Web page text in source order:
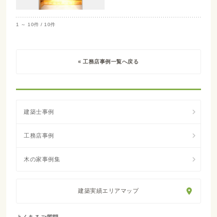
1 ～ 10件 / 10件
« 工務店事例一覧へ戻る
建築実績エリアマップ